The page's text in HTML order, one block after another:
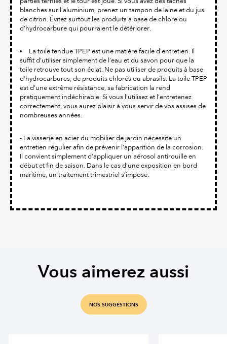
blanches sur l’aluminium, prenez un tampon de laine et du jus
de citron. Évitez surtout les produits à base de chlore ou
d’hydrocarbure qui pourraient le détériorer.
La toile tendue TPEP est une matière facile d’entretien. Il
suffit d’utiliser simplement de l’eau et du savon pour que la
toile retrouve tout son éclat. Ne pas utiliser de produits à base
d’hydrocarbures, de produits chlorés ou abrasifs. La toile TPEP
est d’une extrême résistance, sa fabrication la rend
pratiquement indéchirable. Si vous l’utilisez et l’entretenez
correctement, vous aurez plaisir à vous servir de vos assises de
nombreuses années.
- La visserie en acier du mobilier de jardin nécessite un
entretien régulier afin de prévenir l’apparition de la corrosion.
Il convient simplement d’appliquer un aérosol antirouille en
début et fin de saison. Dans le cas d’une exposition en bord
maritime, un traitement trimestriel s’impose.
Vous aimerez aussi
NOS SUGGESTIONS